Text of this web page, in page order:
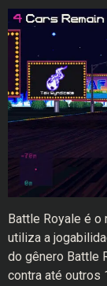
Battle Royale é
utiliza a
do gênero Battle
contra até outros